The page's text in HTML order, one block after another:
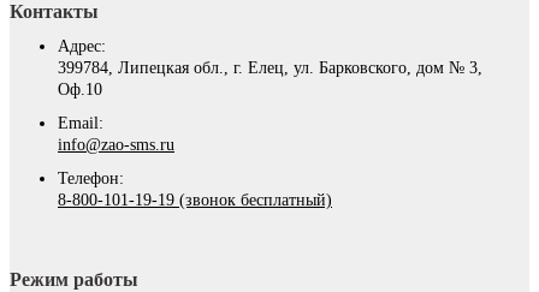
Контакты
Адрес:
399784, Липецкая обл., г. Елец, ул. Барковского, дом № 3,
Оф.10
Email:
info@zao-sms.ru
Телефон:
8-800-101-19-19 (звонок бесплатный)
Режим работы